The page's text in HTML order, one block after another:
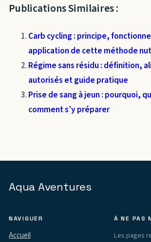
Publications Similaires :
Carb cycling : principe,
application de cette méthode
Régime sans résidu : définition,
autorisés et guide pratique
Prise de sang à jeun : pourquoi,
comment s’y préparer
Aqua Aventures
NAVIGUER
Accueil
À NE PAS
Les pages